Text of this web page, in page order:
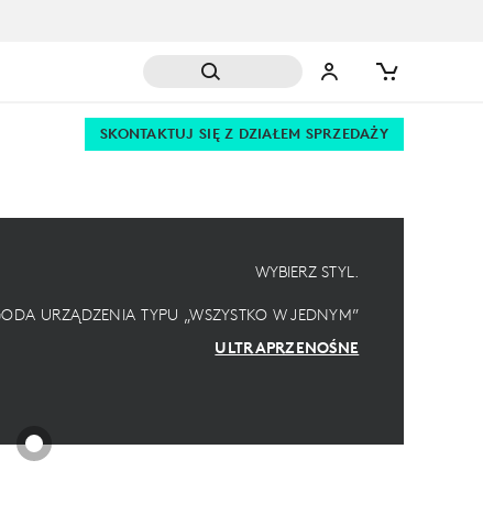
SKONTAKTUJ SIĘ Z DZIAŁEM SPRZEDAŻY
WYBIERZ STYL.
URZĄDZENIA TYPU „WSZYSTKO W JEDNYM”
ULTRAPRZENOŚNE